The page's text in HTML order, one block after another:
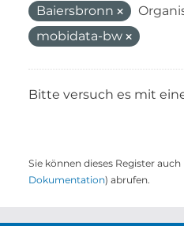
Baiersbronn
mobidata-bw
Bitte versuch es mit
Sie können dieses Register auch
Dokumentation) abrufen.